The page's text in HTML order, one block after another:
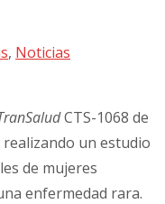
, Noticias
CTS-1068 de
realizando un estudio
de mujeres
enfermedad rara.